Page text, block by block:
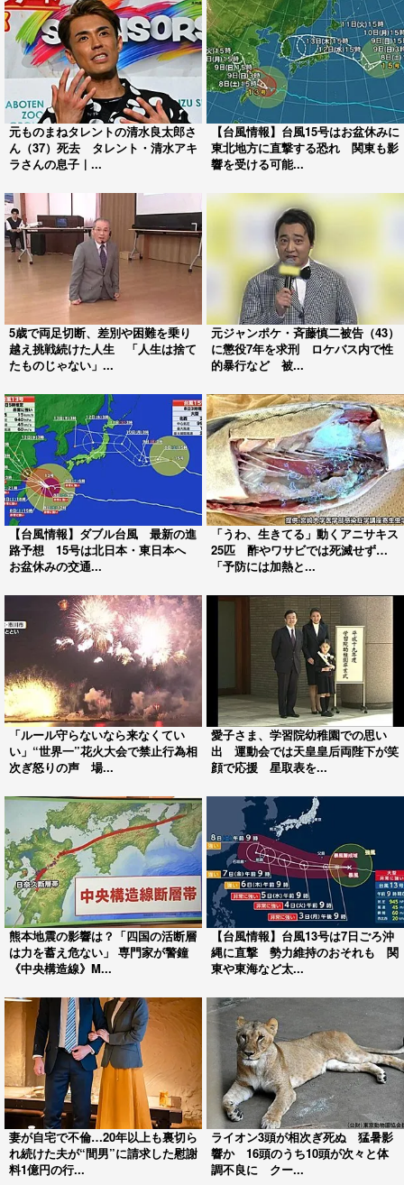
元ものまねタレントの清水良太郎さ
ん（37）死去 タレント・清水アキ
ラさんの息子｜...
【台風情報】台風15号はお盆休みに
東北地方に直撃する恐れ 関東も影
響を受ける可能...
5歳で両足切断、差別や困難を乗り
越え挑戦続けた人生 「人生は捨て
たものじゃない」...
元ジャンポケ・斉藤慎二被告（43）
に懲役7年を求刑 ロケバス内で性
的暴行など 被...
【台風情報】ダブル台風 最新の進
路予想 15号は北日本・東日本へ
お盆休みの交通...
「うわ、生きてる」動くアニサキス
25匹 酢やワサビでは死滅せず…
「予防には加熱と...
「ルール守らないなら来なくてい
い」“世界一”花火大会で禁止行為相
次ぎ怒りの声 場...
愛子さま、学習院幼稚園での思い
出 運動会では天皇皇后両陛下が笑
顔で応援 星取表を...
熊本地震の影響は？「四国の活断層
は力を蓄え危ない」 専門家が警鐘
《中央構造線》M...
【台風情報】台風13号は7日ごろ沖
縄に直撃 勢力維持のおそれも 関
東や東海など太...
妻が自宅で不倫…20年以上も裏切ら
れ続けた夫が“間男”に請求した慰謝
料1億円の行...
ライオン3頭が相次ぎ死ぬ 猛暑影
響か 16頭のうち10頭が次々と体
調不良に クー...